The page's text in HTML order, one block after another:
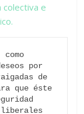
colectiva e
por
de
que éste
liberales